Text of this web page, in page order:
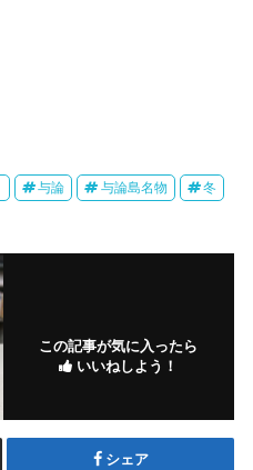
与論 与論島名物 冬
この記事が気に入ったら
いいねしよう！
シェア